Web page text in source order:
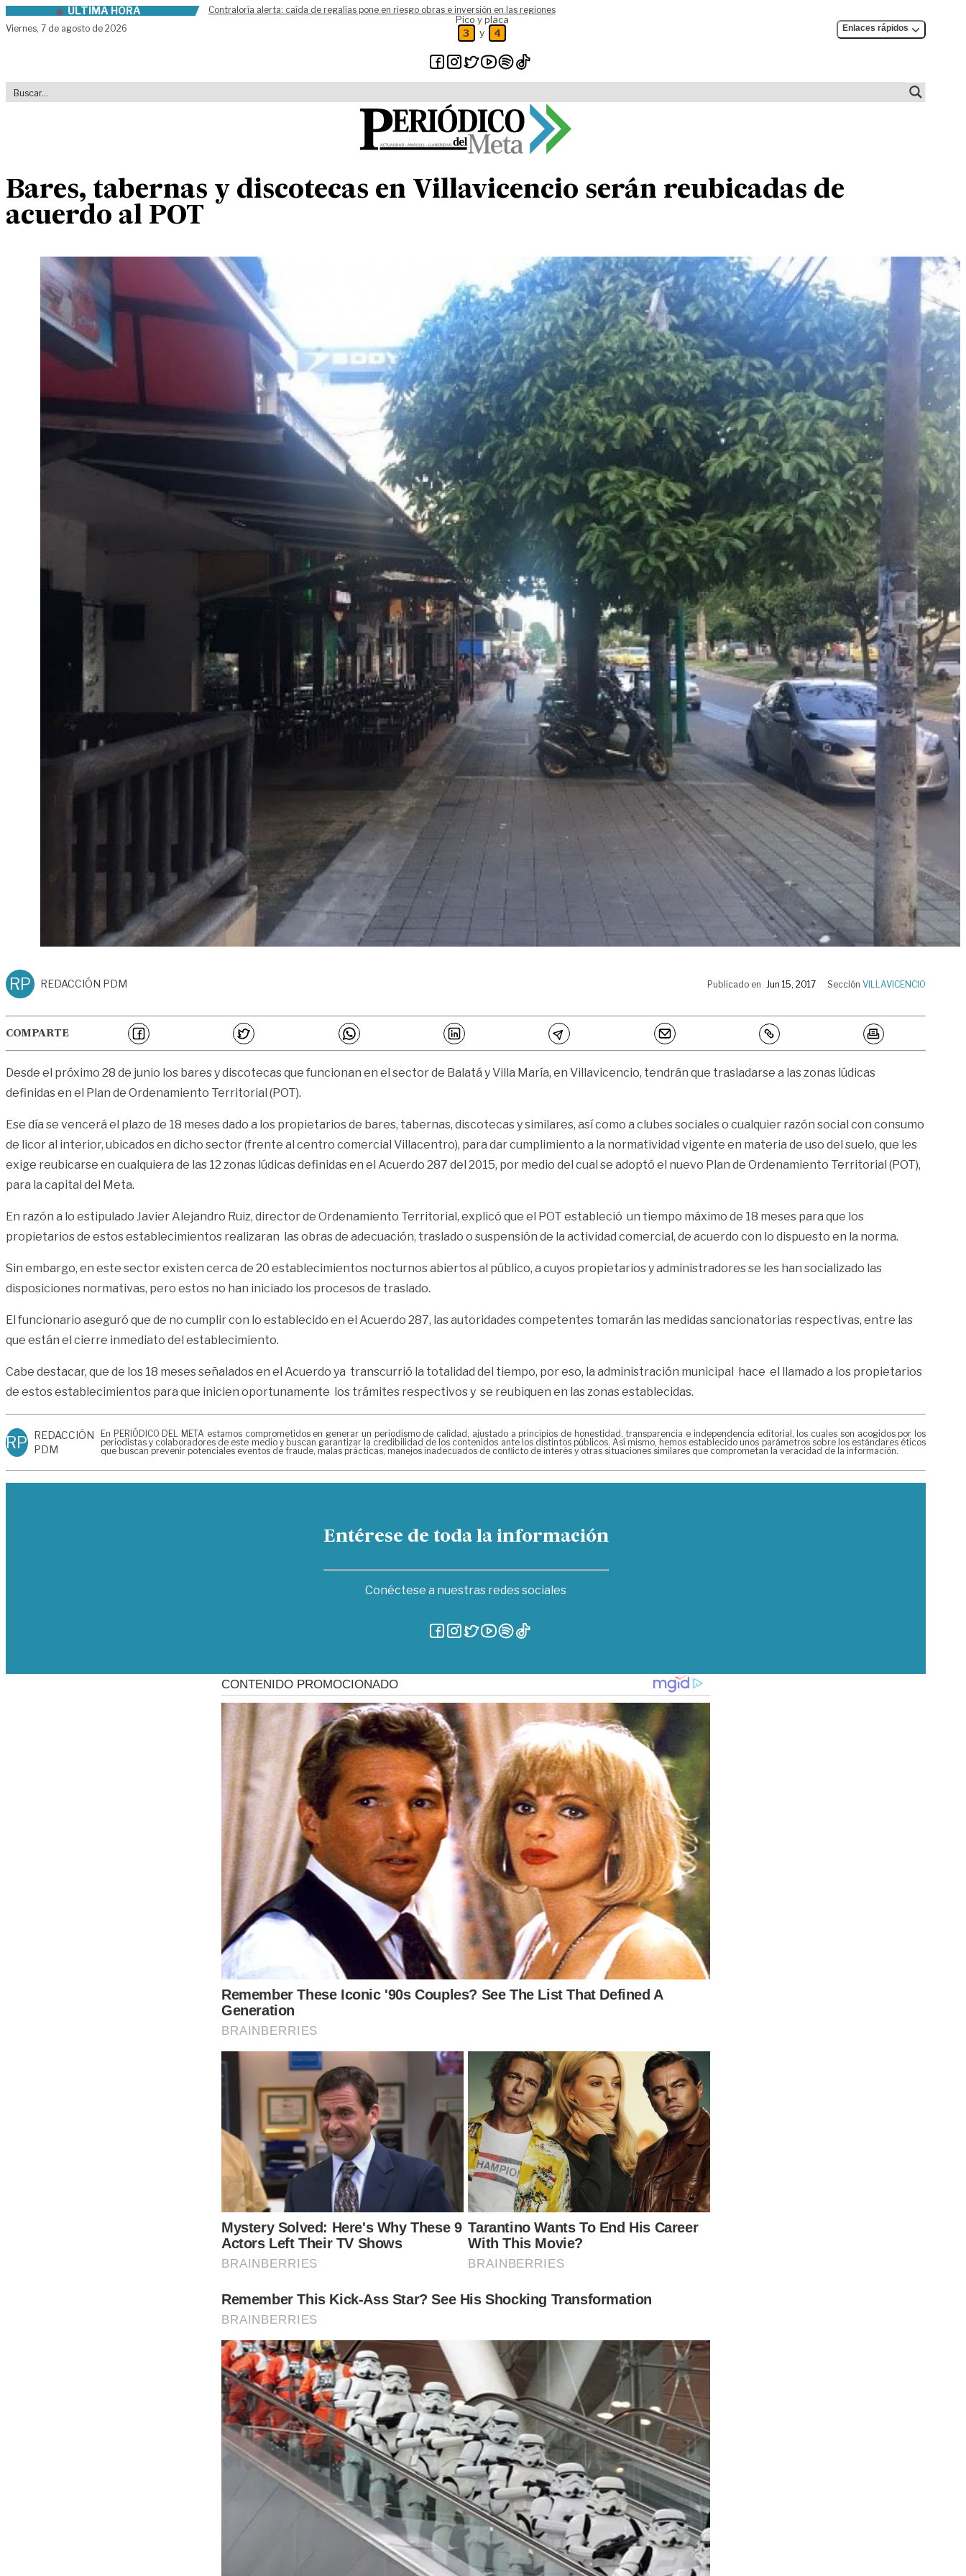
Skip to contentÚLTIMA HORA
Contraloría alerta: caída de regalías pone en riesgo obras e inversión en las regiones
Viernes, 7 de agosto de 2026
Pico y placa
3 y 4 Enlaces rápidos
Bares, tabernas y discotecas en Villavicencio serán reubicadas de
acuerdo al POT
RP REDACCIÓN PDM Publicado en Jun 15, 2017 Sección VILLAVICENCIO
COMPARTE
Desde el próximo 28 de junio los bares y discotecas que funcionan en el sector de Balatá y Villa María, en Villavicencio, tendrán que trasladarse a las zonas lúdicas
definidas en el Plan de Ordenamiento Territorial (POT).
Ese día se vencerá el plazo de 18 meses dado a los propietarios de bares, tabernas, discotecas y similares, así como a clubes sociales o cualquier razón social con consumo
de licor al interior, ubicados en dicho sector (frente al centro comercial Villacentro), para dar cumplimiento a la normatividad vigente en materia de uso del suelo, que les
exige reubicarse en cualquiera de las 12 zonas lúdicas definidas en el Acuerdo 287 del 2015, por medio del cual se adoptó el nuevo Plan de Ordenamiento Territorial (POT),
para la capital del Meta.
En razón a lo estipulado Javier Alejandro Ruiz, director de Ordenamiento Territorial, explicó que el POT estableció un tiempo máximo de 18 meses para que los
propietarios de estos establecimientos realizaran las obras de adecuación, traslado o suspensión de la actividad comercial, de acuerdo con lo dispuesto en la norma.
Sin embargo, en este sector existen cerca de 20 establecimientos nocturnos abiertos al público, a cuyos propietarios y administradores se les han socializado las
disposiciones normativas, pero estos no han iniciado los procesos de traslado.
El funcionario aseguró que de no cumplir con lo establecido en el Acuerdo 287, las autoridades competentes tomarán las medidas sancionatorias respectivas, entre las
que están el cierre inmediato del establecimiento.
Cabe destacar, que de los 18 meses señalados en el Acuerdo ya transcurrió la totalidad del tiempo, por eso, la administración municipal hace el llamado a los propietarios
de estos establecimientos para que inicien oportunamente los trámites respectivos y se reubiquen en las zonas establecidas.
RP REDACCIÓN
PDM
En PERIÓDICO DEL META estamos comprometidos en generar un periodismo de calidad, ajustado a principios de honestidad, transparencia e independencia editorial, los cuales son acogidos por los
periodistas y colaboradores de este medio y buscan garantizar la credibilidad de los contenidos ante los distintos públicos. Así mismo, hemos establecido unos parámetros sobre los estándares éticos
que buscan prevenir potenciales eventos de fraude, malas prácticas, manejos inadecuados de conflicto de interés y otras situaciones similares que comprometan la veracidad de la información.
Entérese de toda la información
Conéctese a nuestras redes sociales